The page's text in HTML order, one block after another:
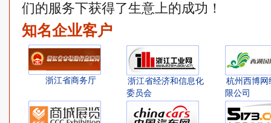
们的服务下获得了生意上的成功！
知名企业客户
浙江省商务厅
浙江省经济和信息化
委员会
杭州西博网
限公司